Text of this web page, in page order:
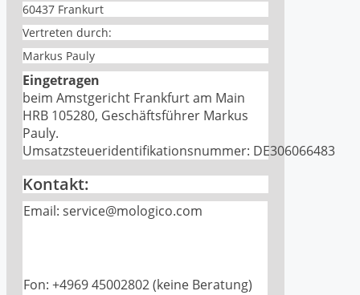
60437 Frankurt
Vertreten durch:
Markus Pauly
Eingetragen
beim Amstgericht Frankfurt am Main
HRB 105280, Geschäftsführer Markus
Pauly.
Umsatzsteueridentifikationsnummer: DE306066483
Kontakt:
Email: service@mologico.com
Fon: +4969 45002802 (keine Beratung)